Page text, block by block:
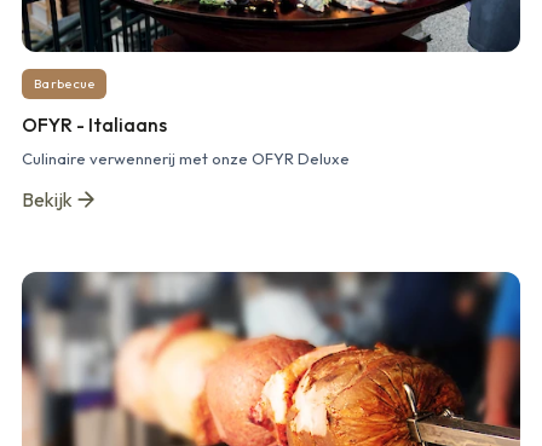
Barbecue
OFYR - Italiaans
Culinaire verwennerij met onze OFYR Deluxe
Bekijk